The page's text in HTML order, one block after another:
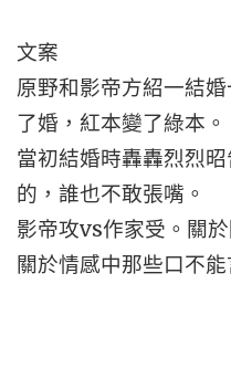
文案
原野和影帝方紹一結
了婚，紅本變了綠本。
當初結婚時轟轟烈烈
的，誰也不敢張嘴。
影帝攻vs作家受。關
關於情感中那些口不